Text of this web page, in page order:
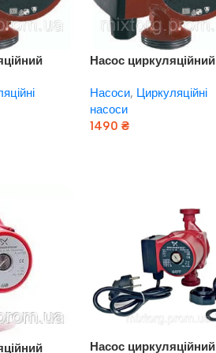
Насос циркуляційний
130 (Сербія) МЕДЬ!
Насоси, Циркуляційні
насоси
1490 ₴
Насос циркуляційний